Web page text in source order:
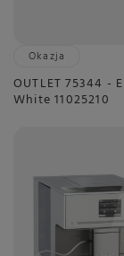
Okazja
OUTLET 75344 -
White 11025210